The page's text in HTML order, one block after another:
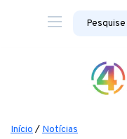
Início / Notícias